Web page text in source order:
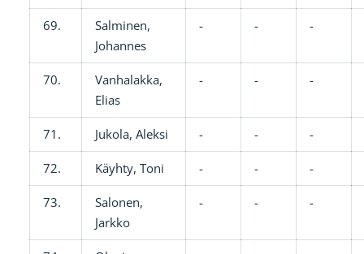
69.
Salminen,
Johannes
- - -
70.
Vanhalakka,
Elias
- - -
71. Jukola, Aleksi - - -
72. Käyhty, Toni - - -
73.
Salonen,
Jarkko
- - -